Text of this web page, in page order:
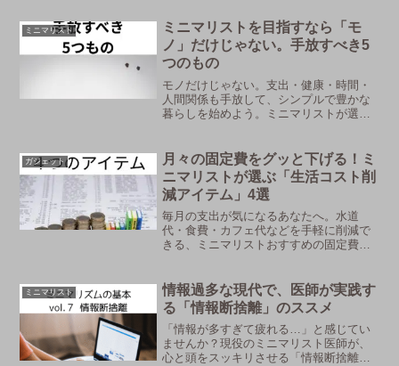
ミニマリスト
ミニマリストを目指すなら「モ
ノ」だけじゃない。手放すべき5
つのもの
モノだけじゃない。支出・健康・時間・
人間関係も手放して、シンプルで豊かな
暮らしを始めよう。ミニマリストが選ん
ガジェット
月々の固定費をグッと下げる！ミ
ニマリストが選ぶ「生活コスト削
減アイテム」4選
毎月の支出が気になるあなたへ。水道
代・食費・カフェ代などを手軽に削減で
きる、ミニマリストおすすめの固定費節
ミニマリスト
情報過多な現代で、医師が実践す
る「情報断捨離」のススメ
「情報が多すぎて疲れる…」と感じてい
ませんか？現役のミニマリスト医師が、
心と頭をスッキリさせる「情報断捨離」